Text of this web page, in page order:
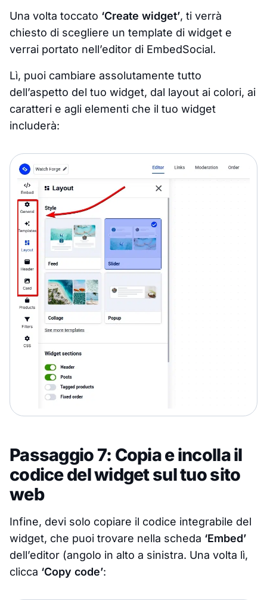
Una volta toccato ‘Create widget’, ti verrà
chiesto di scegliere un template di widget e
verrai portato nell’editor di EmbedSocial.
Lì, puoi cambiare assolutamente tutto
dell’aspetto del tuo widget, dal layout ai colori, ai
caratteri e agli elementi che il tuo widget
includerà:
Passaggio 7: Copia e incolla il
codice del widget sul tuo sito
web
Infine, devi solo copiare il codice integrabile del
widget, che puoi trovare nella scheda ‘Embed’
dell’editor (angolo in alto a sinistra. Una volta lì,
clicca ‘Copy code’: